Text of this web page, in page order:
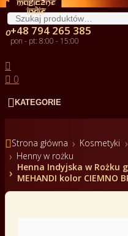
+48 794 265 385
pon - pt: 8:00 - 15:00

 0
 KATEGORIE
Strona główna Kosmetyki
Henny w rożku
Henna Indyjska w Rożku
MEHANDI kolor CIEMNO
Golecha